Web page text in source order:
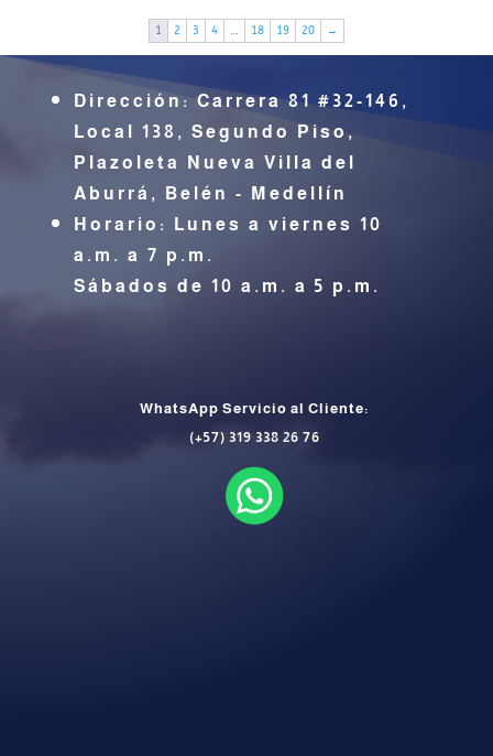
1 2 3 4 … 18 19 20 →
Dirección: Carrera 81 #32-146,
Local 138, Segundo Piso,
Plazoleta Nueva Villa del
Aburrá,
Belén - Medellín
Horario: Lunes a viernes 10
a.m. a 7 p.m.
Sábados de 10 a.m. a 5 p.m.
WhatsApp Servicio al Cliente:
(+57) 319 338 26 76